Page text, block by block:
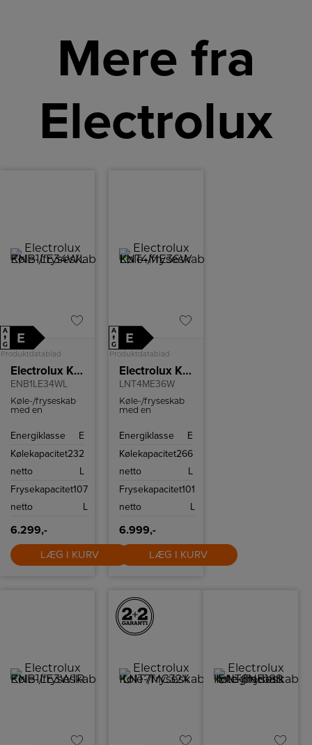
Mere fra
Electrolux
A
↑
G
E
Produktdatablad
Electrolux Køle-/fryseskab
ENB1LE34WL
Køle-/fryseskab
med en
frysekapacitet på
med innovative
ColdSense og
system.
Energiklasse
E
Kølekapacitet
netto
232
L
Frysekapacitet
netto
107
L
6.299,-
LÆG I KURV
A
↑
G
E
Produktdatablad
Electrolux Køle-/fryseskab
LNT4ME36W
Køle-/fryseskab
med en
frysekapacitet på
med innovative
TwinTech og
Energiklasse
E
Kølekapacitet
netto
266
L
Frysekapacitet
netto
101
L
6.999,-
LÆG I KURV